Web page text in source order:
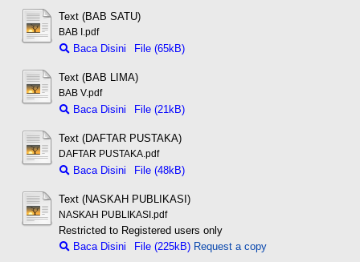
Text (BAB SATU)
BAB I.pdf
Baca Disini File (65kB)
Text (BAB LIMA)
BAB V.pdf
Baca Disini File (21kB)
Text (DAFTAR PUSTAKA)
DAFTAR PUSTAKA.pdf
Baca Disini File (48kB)
Text (NASKAH PUBLIKASI)
NASKAH PUBLIKASI.pdf
Restricted to Registered users only
Baca Disini
File (225kB) Request a copy